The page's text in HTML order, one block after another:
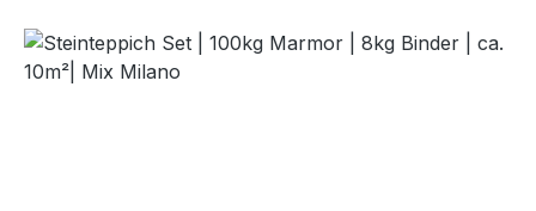
Bildergalerie überspringen